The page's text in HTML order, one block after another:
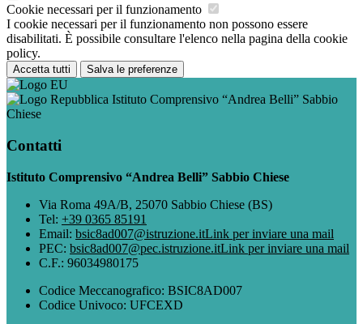
Cookie necessari per il funzionamento
I cookie necessari per il funzionamento non possono essere
disabilitati. È possibile consultare l'elenco nella pagina della cookie
policy.
Accetta tutti Salva le preferenze
Istituto Comprensivo “Andrea Belli” Sabbio
Chiese
Contatti
Istituto Comprensivo “Andrea Belli” Sabbio Chiese
Via Roma 49A/B, 25070 Sabbio Chiese (BS)
Tel: +39 0365 85191
Email: bsic8ad007@istruzione.itLink per inviare una mail
PEC: bsic8ad007@pec.istruzione.itLink per inviare una mail
C.F.: 96034980175
Codice Meccanografico: BSIC8AD007
Codice Univoco: UFCEXD